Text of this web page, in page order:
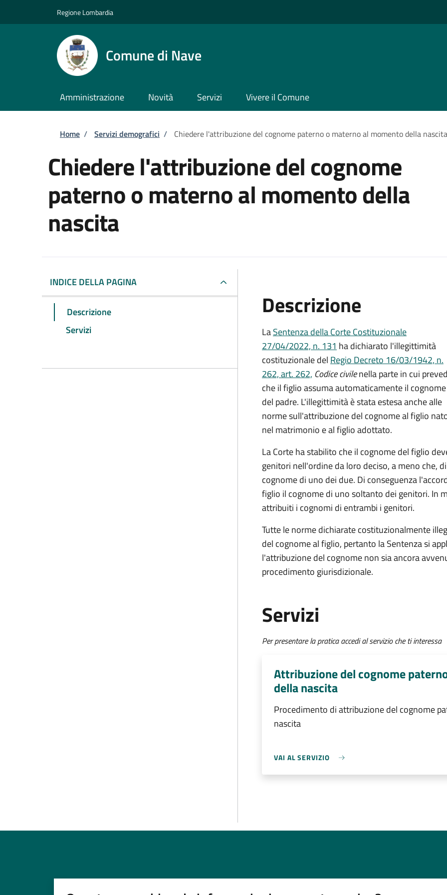
Regione Lombardia
Comune di Nave
Amministrazione Novità Servizi Vivere il Comune
Briciole di pane
Home / Servizi demografici / Chiedere l'attribuzione del cognome paterno o materno al momento della nascita
Chiedere l'attribuzione del cognome
paterno o materno al momento della
nascita
INDICE DELLA PAGINA
Descrizione
Servizi
Descrizione
LaSentenza della Corte Costituzionale
27/04/2022, n. 131 ha dichiarato l'illegittimità
costituzionale del Regio Decreto 16/03/1942, n.
262, art. 262, Codice civilenella parte in cui
che il figlio assuma automaticamente il cognome
del padre. L'illegittimità è stata estesa anche alle
norme sull'attribuzione del cognome al figlio
nel matrimonio e al figlio adottato.
La Corte ha stabilito che il cognome del figlio
genitori nell'ordine da loro deciso, a meno che,
cognome di uno dei due. Di conseguenza
figlio il cognome di uno soltanto dei genitori. In
attribuiti i cognomi di entrambi i genitori.
Tutte le norme dichiarate costituzionalmente
del cognome al figlio, pertanto la Sentenza si
l'attribuzione del cognome non sia ancora
procedimento giurisdizionale.
Servizi
Per presentare la pratica accedi al servizio che ti interessa
Attribuzione del cognome
della nascita
Procedimento di attribuzione del cognome
nascita
VAI AL SERVIZIO